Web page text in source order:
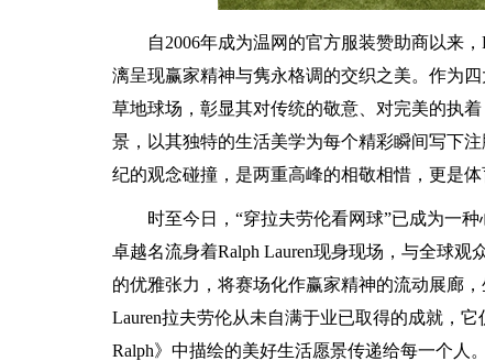
自2006年成为温网的官方服装赞助商以来
漓呈现赢家精神与隽永格调的交织之美。作为
草地球场，彰显其对传统的敬意、对完美的执
景，以其独特的生活美学为每个精彩瞬间写下
纪的观念碰撞，是两重高峰的相敬相惜，更是体
时至今日，“穿拉夫劳伦看网球”已成为一
卓越名流身着Ralph Lauren现身现场，与全球
的优雅张力，将赛场化作赢家精神的流动展廊
Lauren拉夫劳伦从未自满于业已取得的成就，
Ralph》中描绘的美好生活愿景传递给每一个人